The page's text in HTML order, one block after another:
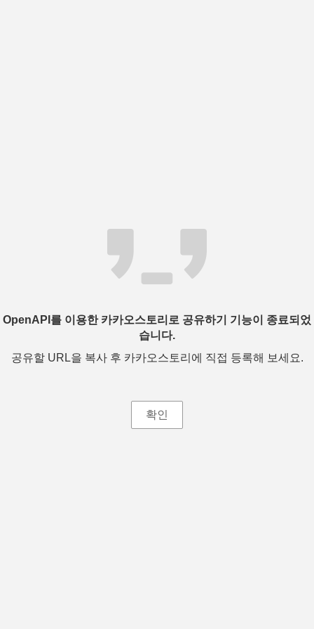
OpenAPI를 이용한 카카오스토리로 공유하기 기능이 종료되었
습니다.
공유할 URL을 복사 후 카카오스토리에 직접 등록해 보세요.
확인